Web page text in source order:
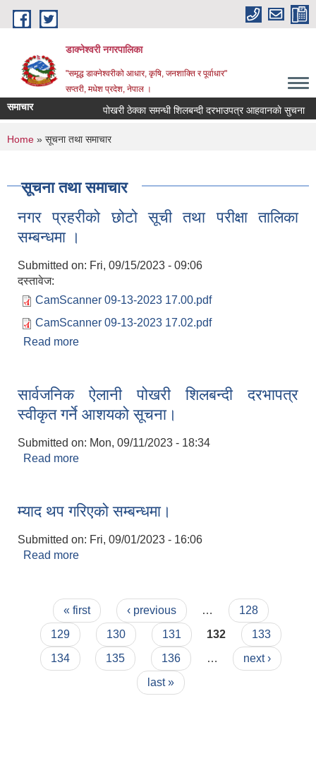
Skip to main content
डाक्नेश्वरी नगरपालिका
"समृद्ध डाक्नेश्वरीको आधार, कृषि, जनशाक्ति र पूर्वाधार"
सप्तरी, मधेश प्रदेश, नेपाल ।
समाचार पोखरी ठेक्का समन्धी शिलबन्दी दरभाउपत्र आहवानकाे सुचना
You are here
Home » सूचना तथा समाचार
सूचना तथा समाचार
नगर प्रहरीको छोटो सूची तथा परीक्षा तालिका
सम्बन्धमा ।
Submitted on: Fri, 09/15/2023 - 09:06
दस्तावेज:
CamScanner 09-13-2023 17.00.pdf
CamScanner 09-13-2023 17.02.pdf
Read more
सार्वजनिक ऐलानी पोखरी शिलबन्दी दरभापत्र
स्वीकृत गर्ने आशयको सूचना।
Submitted on: Mon, 09/11/2023 - 18:34
Read more
म्याद थप गरिएको सम्बन्धमा।
Submitted on: Fri, 09/01/2023 - 16:06
Read more
Pages« first ‹ previous …
128
129
130 131 132
133
134
135 136 …
next ›
last »